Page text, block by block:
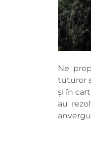
Ne
tuturor
și în
au